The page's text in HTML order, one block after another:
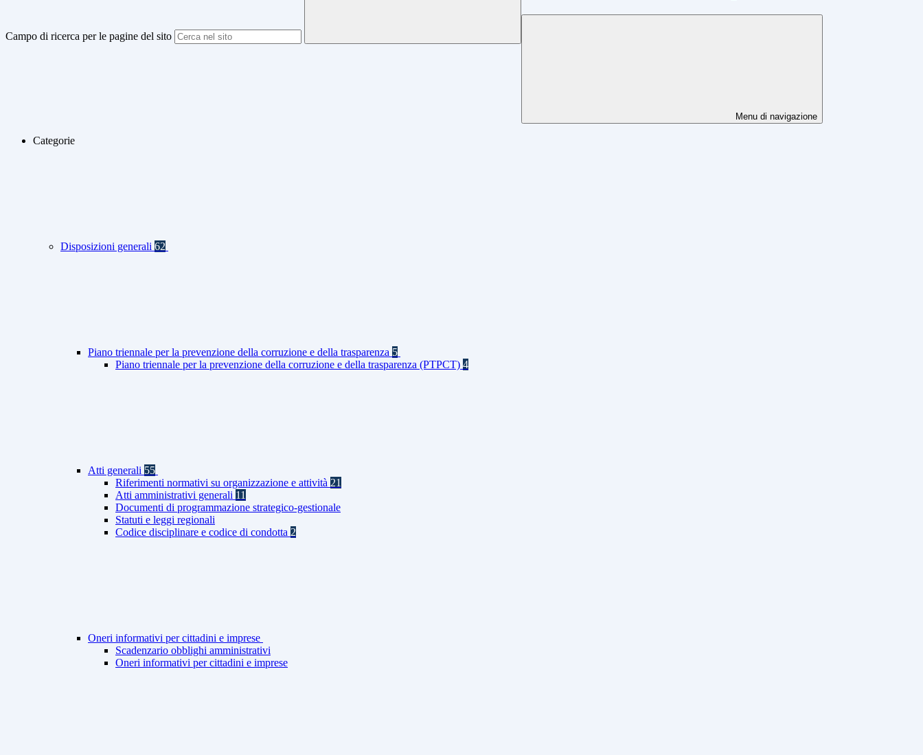
Campo di ricerca per le pagine del sito
Menu di navigazione
Categorie
Disposizioni generali 62
Piano triennale per la prevenzione della corruzione e della trasparenza 5
Piano triennale per la prevenzione della corruzione e della trasparenza (PTPCT) 4
Atti generali 55
Riferimenti normativi su organizzazione e attività 21
Atti amministrativi generali 11
Documenti di programmazione strategico-gestionale
Statuti e leggi regionali
Codice disciplinare e codice di condotta 2
Oneri informativi per cittadini e imprese
Scadenzario obblighi amministrativi
Oneri informativi per cittadini e imprese